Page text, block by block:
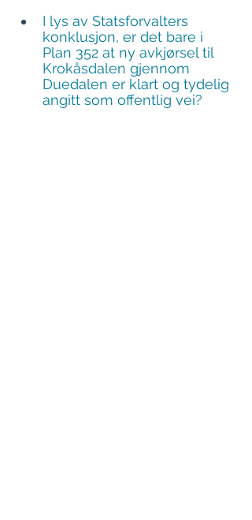
I lys av Statsforvalters
konklusjon, er det bare i
Plan 352 at ny avkjørsel til
Krokåsdalen gjennom
Duedalen er klart og tydelig
angitt som offentlig vei?